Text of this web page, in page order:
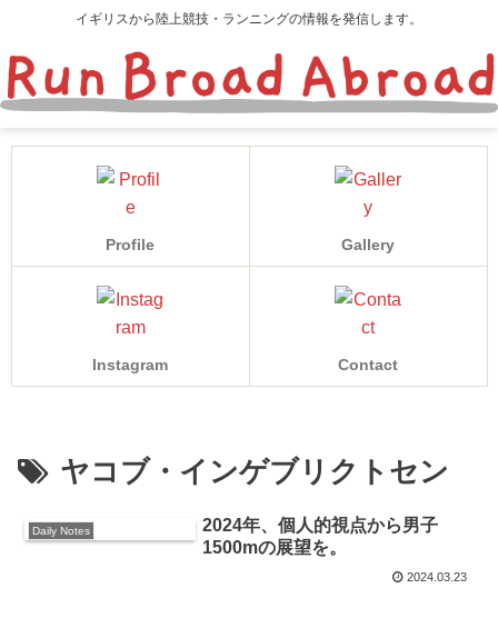
イギリスから陸上競技・ランニングの情報を発信します。
Profile Gallery
Instagram Contact
ヤコブ・インゲブリクトセン
Daily Notes
2024年、個人的視点から男子
1500mの展望を。
2024.03.23